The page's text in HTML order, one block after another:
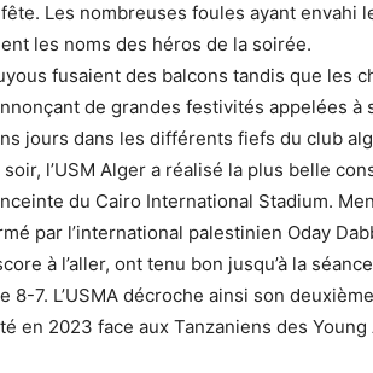
Les nombreuses foules ayant envahi
les noms des héros de la soirée.
fusaient des balcons tandis que les
de grandes festivités appelées
jours dans les différents fiefs du club
soir, l’USM Alger a réalisé la plus belle
du Cairo International Stadium.
par l’international palestinien Oday
à l’aller, ont tenu bon jusqu’à la
8-7. L’USMA décroche ainsi son
en 2023 face aux Tanzaniens des Young